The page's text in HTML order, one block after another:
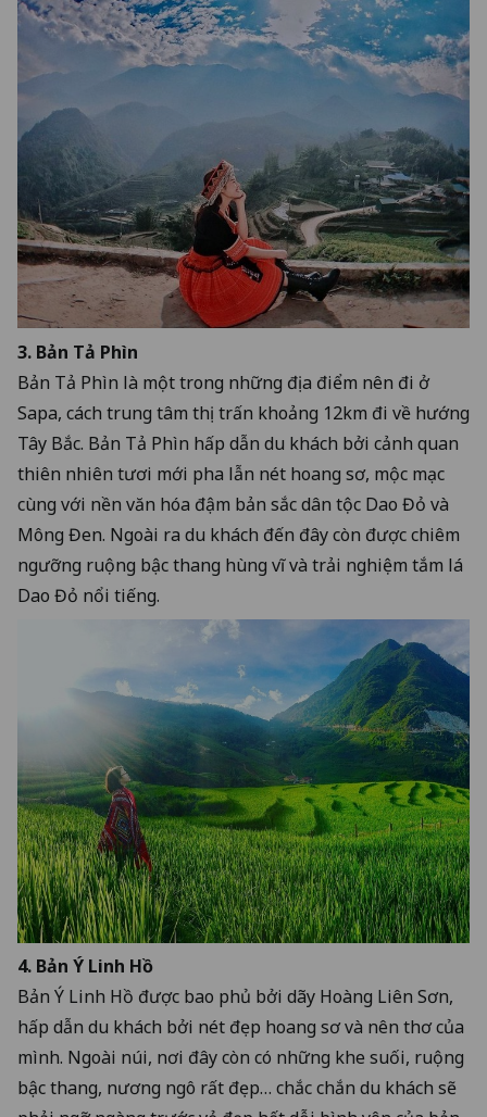
3. Bản Tả Phìn
Bản Tả Phìn là một trong những địa điểm nên đi ở
Sapa, cách trung tâm thị trấn khoảng 12km đi về hướng
Tây Bắc. Bản Tả Phìn hấp dẫn du khách bởi cảnh quan
thiên nhiên tươi mới pha lẫn nét hoang sơ, mộc mạc
cùng với nền văn hóa đậm bản sắc dân tộc Dao Đỏ và
Mông Đen. Ngoài ra du khách đến đây còn được chiêm
ngưỡng ruộng bậc thang hùng vĩ và trải nghiệm tắm lá
Dao Đỏ nổi tiếng.
4. Bản Ý Linh Hồ
Bản Ý Linh Hồ được bao phủ bởi dãy Hoàng Liên Sơn,
hấp dẫn du khách bởi nét đẹp hoang sơ và nên thơ của
mình. Ngoài núi, nơi đây còn có những khe suối, ruộng
bậc thang, nương ngô rất đẹp… chắc chắn du khách sẽ